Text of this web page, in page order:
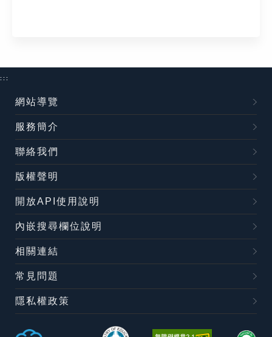
:::
網站導覽
服務簡介
聯絡我們
版權聲明
開放API使用說明
內嵌搜尋欄位說明
相關連結
常見問題
隱私權政策